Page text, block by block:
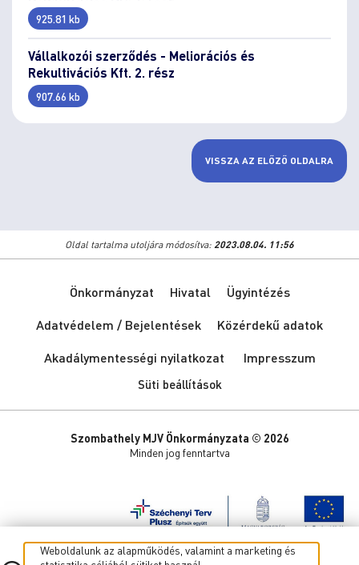
925.81 kb
Vállalkozói szerződés - Meliorációs és
Rekultivációs Kft. 2. rész
907.66 kb
VISSZA AZ ELŐZŐ OLDALRA
Oldal tartalma utoljára módosítva: 2023.08.04. 11:56
Önkormányzat Hivatal
Ügyintézés
Adatvédelem / Bejelentések
Közérdekű adatok
Akadálymentességi nyilatkozat
Impresszum
Süti beállítások
Szombathely MJV Önkormányzata © 2026
Minden jog fenntartva
Weboldalunk az alapműködés, valamint a marketing és